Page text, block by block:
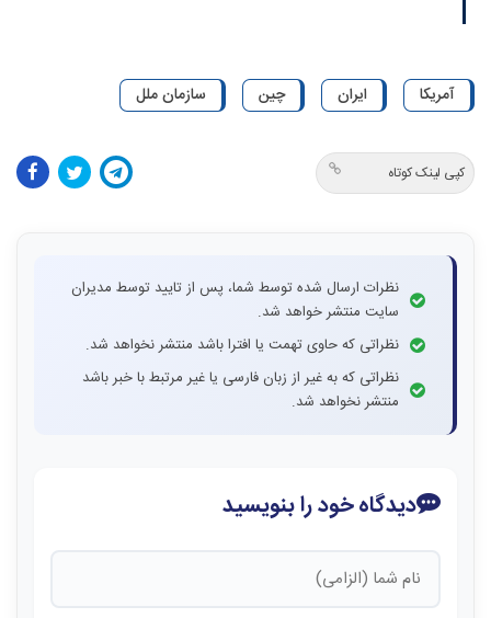
آمریکا ایران چین سازمان ملل
کپی لینک کوتاه
نظرات ارسال شده توسط شما، پس از تایید توسط مدیران
سایت منتشر خواهد شد.
نظراتی که حاوی تهمت یا افترا باشد منتشر نخواهد شد.
نظراتی که به غیر از زبان فارسی یا غیر مرتبط با خبر باشد
منتشر نخواهد شد.
دیدگاه خود را بنویسید